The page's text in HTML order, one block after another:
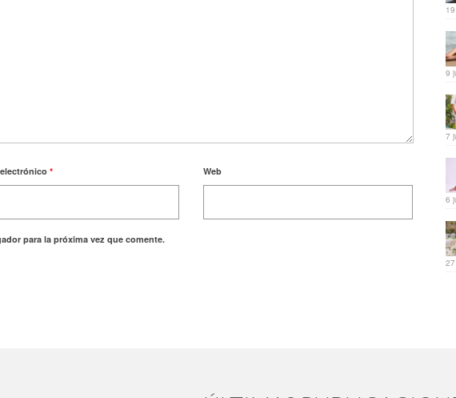
* Web
para la próxima vez que comente.
9
7
6